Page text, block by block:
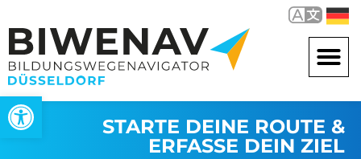
Open toolbar
STARTE DEINE ROUTE &
ERFASSE DEIN ZIEL